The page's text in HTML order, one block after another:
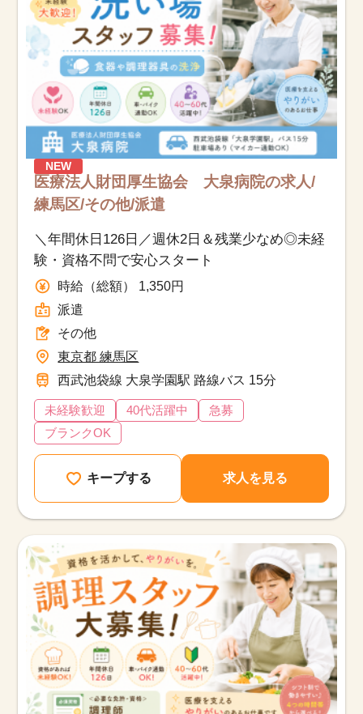
NEW
医療法人財団厚生協会 大泉病院の求人/
練馬区/その他/派遣
＼年間休日126日／週休2日＆残業少なめ◎未経
験・資格不問で安心スタート
時給（総額） 1,350円
派遣
その他
東京都 練馬区
西武池袋線 大泉学園駅 路線バス 15分
未経験歓迎 40代活躍中
急募
ブランクOK
キープする 求人を見る